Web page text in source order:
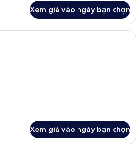
Xem giá vào ngày bạn chọn
Phòng, 2 giường đơn | Truy cập
Xem giá vào ngày bạn chọn